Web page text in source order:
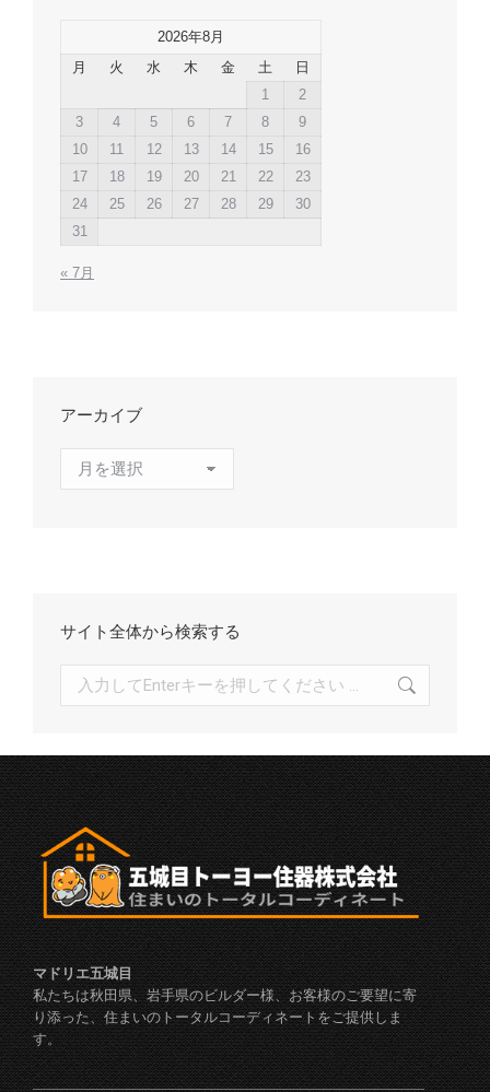
2026年8月
月
火 水 木 金 土
日
1
2
3
4 5 6 7 8
9
10
11 12 13 14 15
16
17
18 19 20 21 22
23
24
25 26 27 28 29
30
31
« 7月
アーカイブ
サイト全体から検索する
マドリエ五城目
私たちは秋田県、岩手県のビルダー様、お客様のご要望に寄
り添った、住まいのトータルコーディネートをご提供しま
す。